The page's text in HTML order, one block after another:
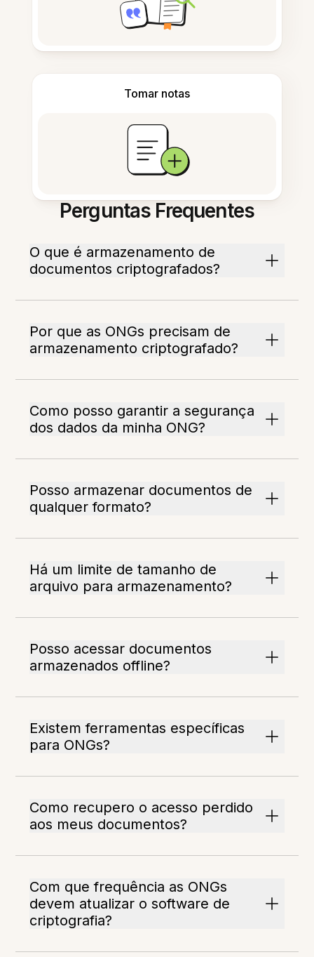
Tomar notas
Perguntas Frequentes
O que é armazenamento de
documentos criptografados?
Por que as ONGs precisam de
armazenamento criptografado?
Como posso garantir a segurança
dos dados da minha ONG?
Posso armazenar documentos de
qualquer formato?
Há um limite de tamanho de
arquivo para armazenamento?
Posso acessar documentos
armazenados offline?
Existem ferramentas específicas
para ONGs?
Como recupero o acesso perdido
aos meus documentos?
Com que frequência as ONGs
devem atualizar o software de
criptografia?